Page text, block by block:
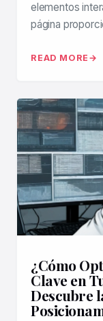
elementos
página
READ MORE
¿Cómo
Clave en
Descubre